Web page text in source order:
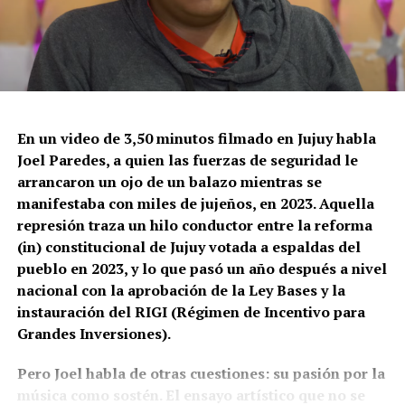
Además hay piezas audiovisuales como la que
presentamos aquí. Las semanas anteriores
presentamos
El paisaje territorial, animal y humano
cuando el agua empieza a desaparecer,
Un ojo de la
En un video de 3,50 minutos filmado en Jujuy habla
Joel Paredes, a quien las fuerzas de seguridad le
arrancaron un ojo de un balazo mientras se
manifestaba con miles de jujeños, en 2023. Aquella
represión traza un hilo conductor entre la reforma
(in) constitucional de Jujuy votada a espaldas del
pueblo en 2023, y lo que pasó un año después a nivel
nacional con la aprobación de la Ley Bases y la
instauración del RIGI (Régimen de Incentivo para
Grandes Inversiones).
Pero Joel habla de otras cuestiones: su pasión por la
música como sostén. El ensayo artístico que no se